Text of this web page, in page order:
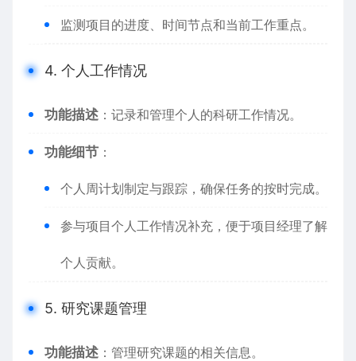
监测项目的进度、时间节点和当前工作重点。
4. 个人工作情况
功能描述 ：记录和管理个人的科研工作情况。
功能细节 ：
个人周计划制定与跟踪，确保任务的按时完成。
参与项目个人工作情况补充，便于项目经理了解
个人贡献。
5. 研究课题管理
功能描述 ：管理研究课题的相关信息。